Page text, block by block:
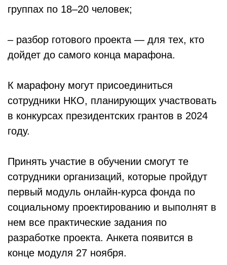
группах по 18–20 человек;
– разбор готового проекта — для тех, кто
дойдет до самого конца марафона.
К марафону могут присоединиться
сотрудники НКО, планирующих участвовать
в конкурсах президентских грантов в 2024
году.
Принять участие в обучении смогут те
сотрудники организаций, которые пройдут
первый модуль онлайн-курса фонда по
социальному проектированию и выполнят в
нем все практические задания по
разработке проекта. Анкета появится в
конце модуля 27 ноября.